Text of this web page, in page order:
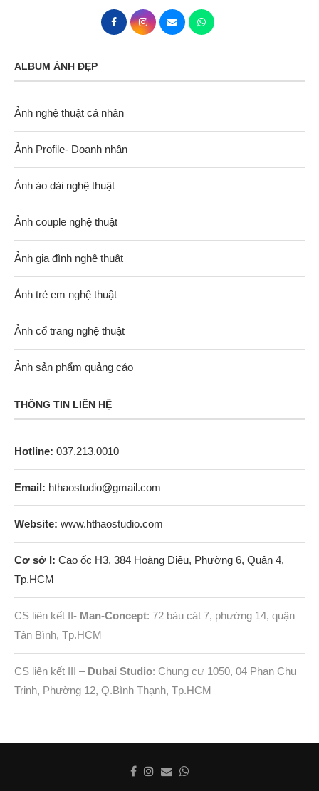
ALBUM ẢNH ĐẸP
Ảnh nghệ thuật cá nhân
Ảnh Profile- Doanh nhân
Ảnh áo dài nghệ thuật
Ảnh couple nghệ thuật
Ảnh gia đình nghệ thuật
Ảnh trẻ em nghệ thuật
Ảnh cổ trang nghệ thuật
Ảnh sản phẩm quảng cáo
THÔNG TIN LIÊN HỆ
Hotline: 037.213.0010
Email: hthaostudio@gmail.com
Website: www.hthaostudio.com
Cơ sở I: Cao ốc H3, 384 Hoàng Diệu, Phường 6, Quận 4,
Tp.HCM
CS liên kết II- Man-Concept: 72 bàu cát 7, phường 14, quận
Tân Bình, Tp.HCM
CS liên kết III – Dubai Studio: Chung cư 1050, 04 Phan Chu
Trinh, Phường 12, Q.Bình Thạnh, Tp.HCM